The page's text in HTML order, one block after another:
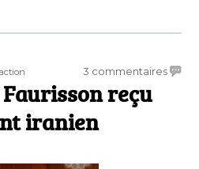
3 commentairessur
reçu
iranien